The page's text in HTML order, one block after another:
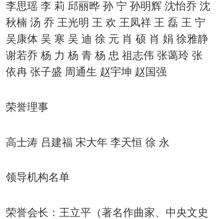
李思瑶 李 莉 邱丽晔 孙 宁 孙明辉 沈怡乔 沈
秋楠 汤 乔 王光明 王 欢 王凤祥 王 磊 王 宁
吴康体 吴 寒 吴 迪 徐 元 肖 硕 肖 娟 徐雅静
谢若乔 杨 力 杨 青 杨 忠 祖志伟 张蔼玲 张
依冉 张子盛 周通生 赵宇坤 赵国强
荣誉理事
高士涛 吕建福 宋大年 李天恒 徐 永
领导机构名单
荣誉会长：王立平（著名作曲家、中央文史